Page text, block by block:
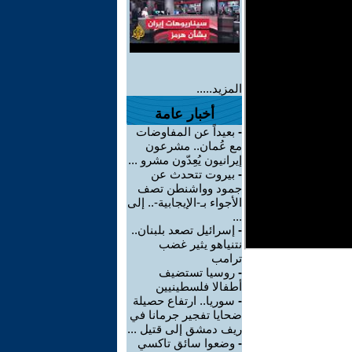
المزيد.....
أخبار عامة
- بعيداً عن المفاوضات
مع عُمان.. مشرعون
إيرانيون يُعِدّون مشرو ...
- بيروت تتحدث عن
جمود وواشنطن تصف
الأجواء بـ-الإيجابية-.. إلى
...
- إسرائيل تصعد بلبنان..
نتنياهو يثير غضب
ترامب
- روسيا تستضيف
أطفالا فلسطينيين
- سوريا.. ارتفاع حصيلة
ضحايا تفجير جرمانا في
ريف دمشق إلى قتيل ...
- وضعوا سائق تاكسي